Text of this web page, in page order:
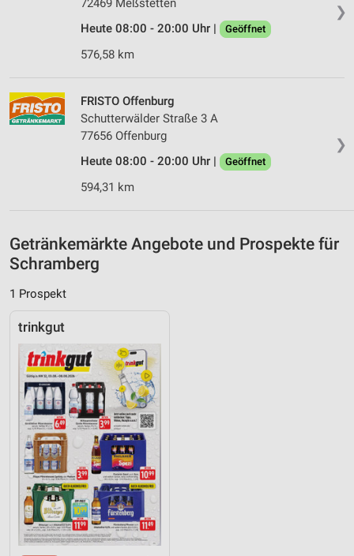
❯
72469 Meßstetten
Heute 08:00 - 20:00 Uhr |
Geöffnet
576,58 km
❯
FRISTO Offenburg
Schutterwälder Straße 3 A
77656 Offenburg
Heute 08:00 - 20:00 Uhr |
Geöffnet
594,31 km
Getränkemärkte Angebote und Prospekte für
Schramberg
1 Prospekt
trinkgut
Verwendung genauer Standortdaten
Geräte anhand von aktiv angeforderten
Nicht-IAB-Verarbeitungszwecke:
Notwendig
Performance